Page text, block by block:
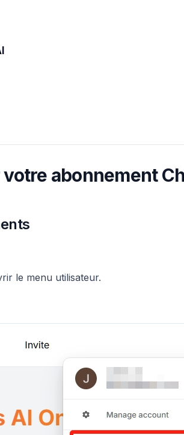
abonnement
le menu utilisateur.